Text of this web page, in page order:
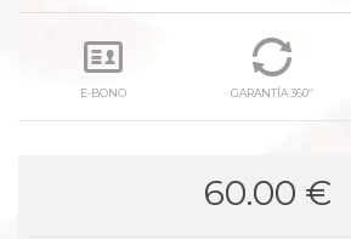
E-BONO GARANTÍA 360º
60.00 €